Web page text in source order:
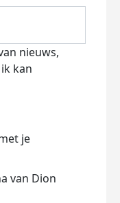
nieuws,
kan
je
van Dion